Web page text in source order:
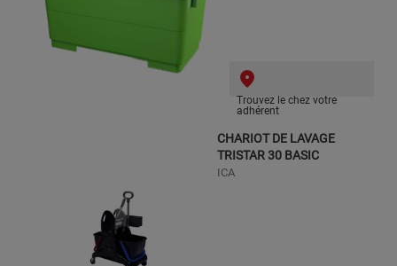
Trouvez le chez votre
adhérent
CHARIOT DE LAVAGE
TRISTAR 30 BASIC
ICA